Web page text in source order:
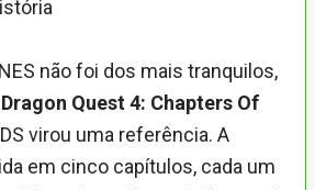
não foi dos mais tranquilos,
Dragon Quest 4: Chapters Of
virou uma referência. A
em cinco capítulos, cada um